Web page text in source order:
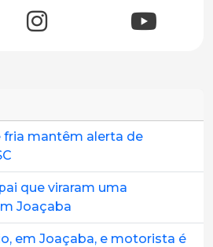
fria mantêm alerta de
que viraram uma
Joaçaba
em Joaçaba, e motorista é